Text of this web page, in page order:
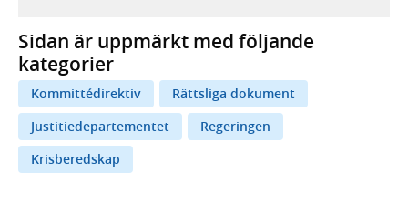
Sidan är uppmärkt med följande
kategorier
Kommittédirektiv
Rättsliga dokument
Justitiedepartementet
Regeringen
Krisberedskap